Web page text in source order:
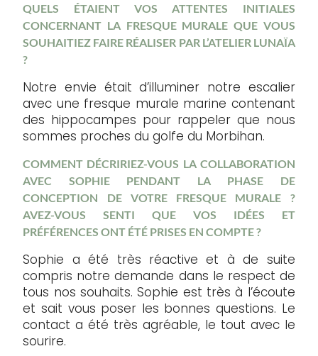
QUELS ÉTAIENT VOS ATTENTES INITIALES
CONCERNANT LA FRESQUE MURALE QUE VOUS
SOUHAITIEZ FAIRE RÉALISER PAR L’ATELIER LUNAÏA
?
Notre envie était d’illuminer notre escalier
avec une fresque murale marine contenant
des hippocampes pour rappeler que nous
sommes proches du golfe du Morbihan.
COMMENT DÉCRIRIEZ-VOUS LA COLLABORATION
AVEC SOPHIE PENDANT LA PHASE DE
CONCEPTION DE VOTRE FRESQUE MURALE ?
AVEZ-VOUS SENTI QUE VOS IDÉES ET
PRÉFÉRENCES ONT ÉTÉ PRISES EN COMPTE ?
Sophie a été très réactive et à de suite
compris notre demande dans le respect de
tous nos souhaits. Sophie est très à l’écoute
et sait vous poser les bonnes questions. Le
contact a été très agréable, le tout avec le
sourire.